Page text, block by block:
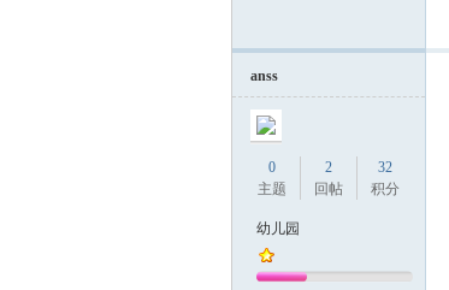
anss
0
主题
2
回帖
32
积分
幼儿园